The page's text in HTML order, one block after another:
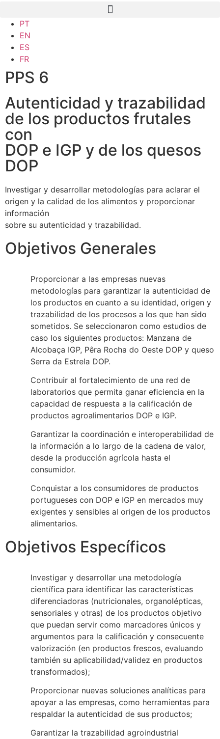
PT
EN
ES
FR
PPS 6
Autenticidad y trazabilidad
de los productos frutales
con
DOP e IGP y de los quesos
DOP
Investigar y desarrollar metodologías para aclarar el
origen y la calidad de los alimentos y proporcionar
información
sobre su autenticidad y trazabilidad.
Objetivos Generales
Proporcionar a las empresas nuevas
metodologías para garantizar la autenticidad de
los productos en cuanto a su identidad, origen y
trazabilidad de los procesos a los que han sido
sometidos. Se seleccionaron como estudios de
caso los siguientes productos: Manzana de
Alcobaça IGP, Pêra Rocha do Oeste DOP y queso
Serra da Estrela DOP.
Contribuir al fortalecimiento de una red de
laboratorios que permita ganar eficiencia en la
capacidad de respuesta a la calificación de
productos agroalimentarios DOP e IGP.
Garantizar la coordinación e interoperabilidad de
la información a lo largo de la cadena de valor,
desde la producción agrícola hasta el
consumidor.
Conquistar a los consumidores de productos
portugueses con DOP e IGP en mercados muy
exigentes y sensibles al origen de los productos
alimentarios.
Objetivos Específicos
Investigar y desarrollar una metodología
científica para identificar las características
diferenciadoras (nutricionales, organolépticas,
sensoriales y otras) de los productos objetivo
que puedan servir como marcadores únicos y
argumentos para la calificación y consecuente
valorización (en productos frescos, evaluando
también su aplicabilidad/validez en productos
transformados);
Proporcionar nuevas soluciones analíticas para
apoyar a las empresas, como herramientas para
respaldar la autenticidad de sus productos;
Garantizar la trazabilidad agroindustrial